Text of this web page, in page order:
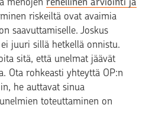
riskeiltä ovat avaimia
saavuttamiselle. Joskus
juuri sillä hetkellä onnistu.
sitä, että unelmat jäävät
Ota rohkeasti yhteyttä OP:n
he auttavat sinua
toteuttaminen on